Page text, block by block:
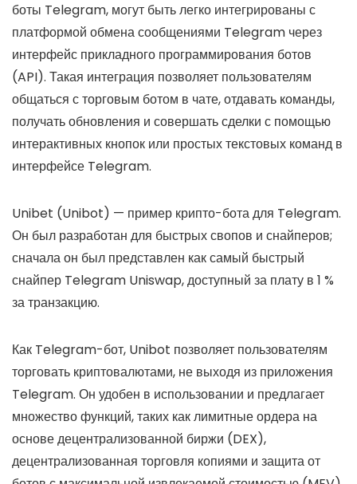
боты Telegram, могут быть легко интегрированы с
платформой обмена сообщениями Telegram через
интерфейс прикладного программирования ботов
(API). Такая интеграция позволяет пользователям
общаться с торговым ботом в чате, отдавать команды,
получать обновления и совершать сделки с помощью
интерактивных кнопок или простых текстовых команд в
интерфейсе Telegram.
Unibet (Unibot) — пример крипто-бота для Telegram.
Он был разработан для быстрых свопов и снайперов;
сначала он был представлен как самый быстрый
снайпер Telegram Uniswap, доступный за плату в 1 %
за транзакцию.
Как Telegram-бот, Unibot позволяет пользователям
торговать криптовалютами, не выходя из приложения
Telegram. Он удобен в использовании и предлагает
множество функций, таких как лимитные ордера на
основе децентрализованной биржи (DEX),
децентрализованная торговля копиями и защита от